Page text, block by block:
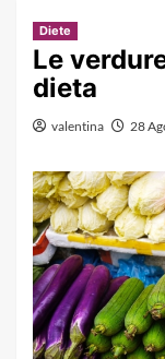
Diete
Le
dieta
valentina 28